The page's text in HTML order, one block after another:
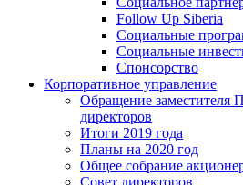
Follow Up Siberia
Социальные
Социальные
Спонсорство
Корпоративное управление
Обращение заместителя
директоров
Итоги 2019 года
Планы на 2020 год
Общее собрание
Совет директоров